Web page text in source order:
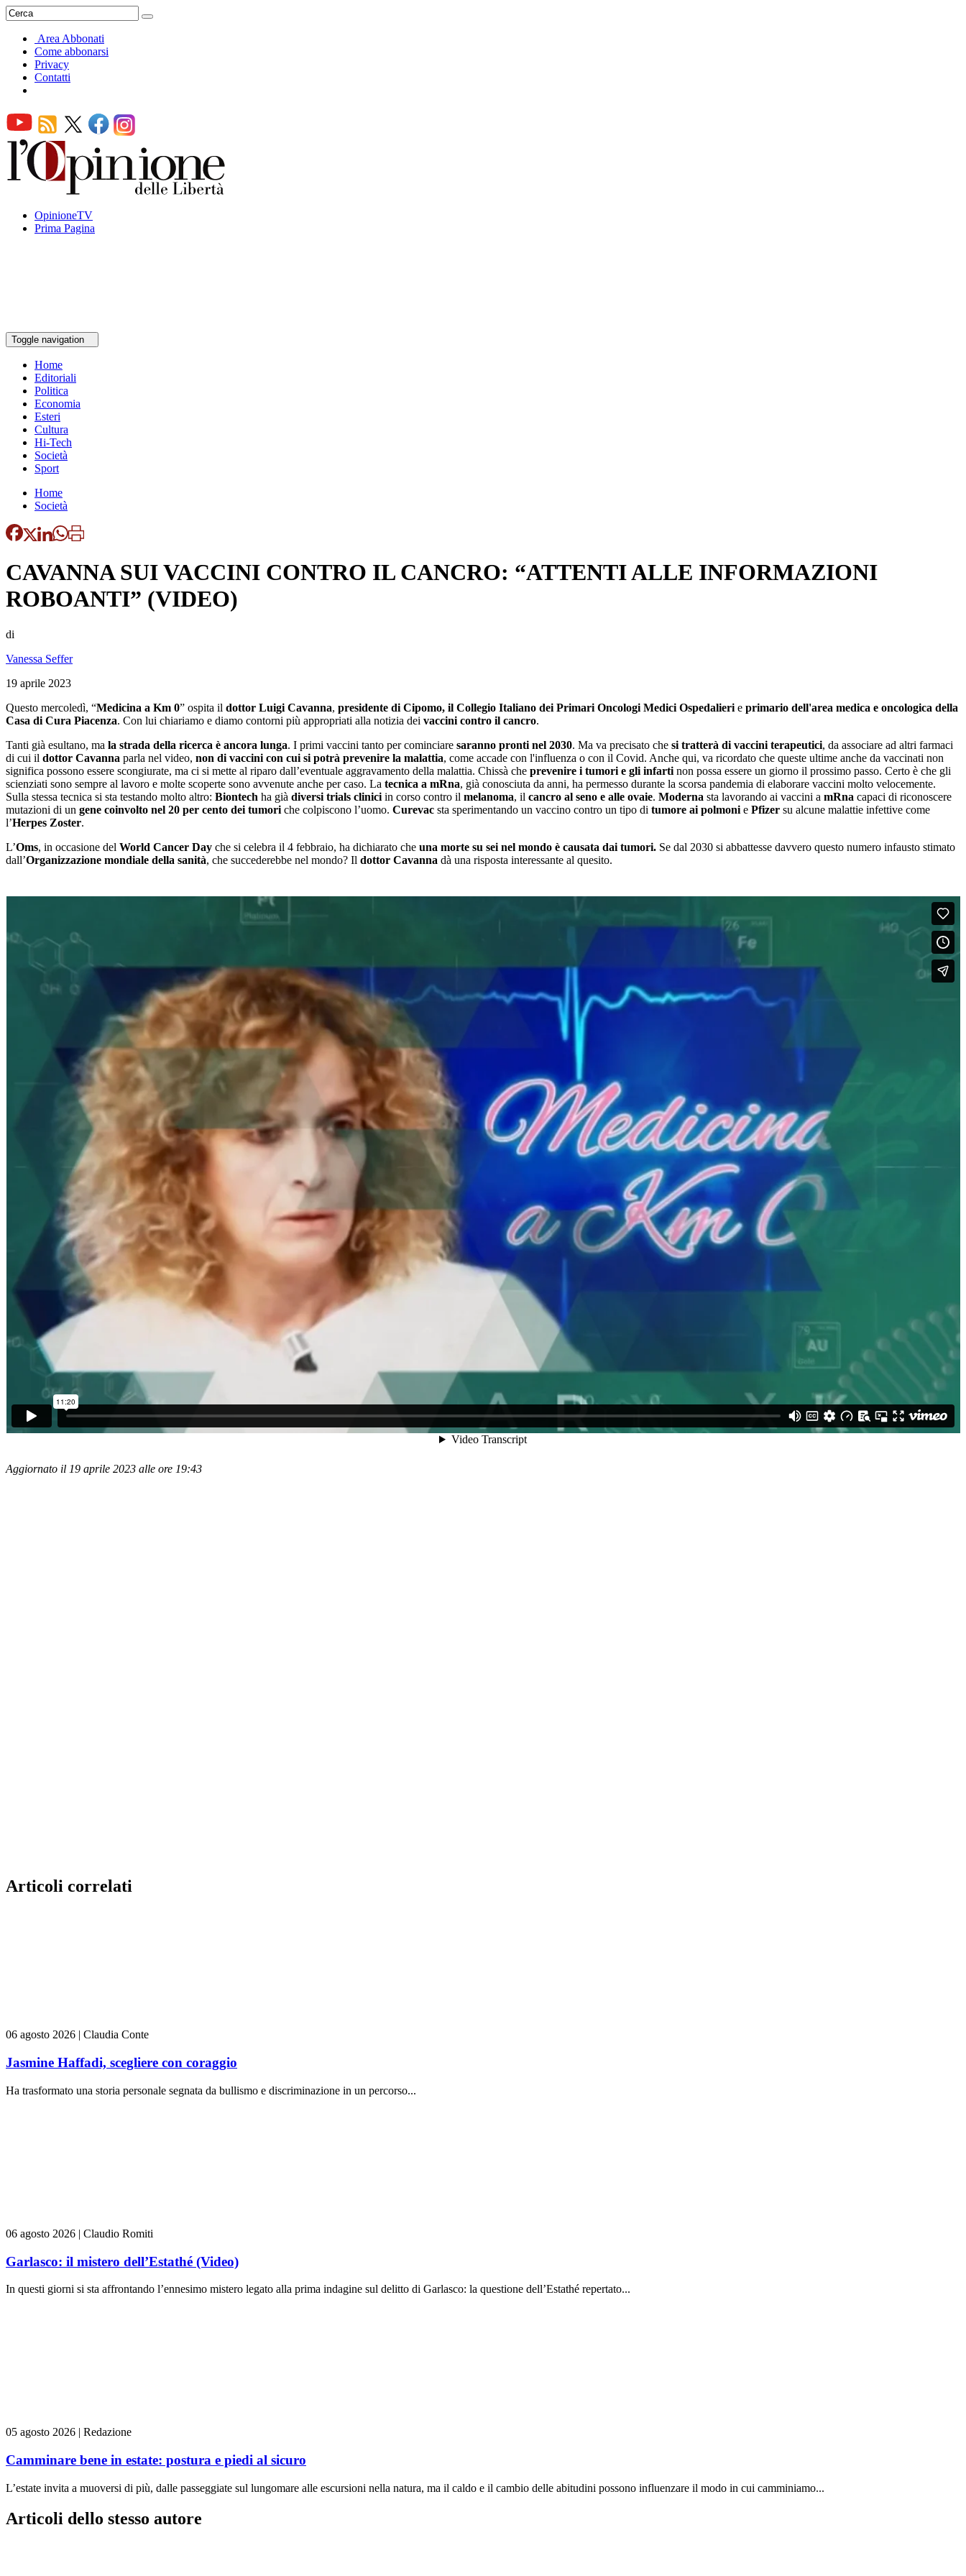
Area Abbonati
Come abbonarsi
Privacy
Contatti
OpinioneTV
Prima Pagina
Toggle navigation
Home
Editoriali
Politica
Economia
Esteri
Cultura
Hi-Tech
Società
Sport
Home
Società
CAVANNA SUI VACCINI CONTRO IL CANCRO: “ATTENTI ALLE INFORMAZIONI
ROBOANTI” (VIDEO)
di
Vanessa Seffer
19 aprile 2023
Questo mercoledì, “Medicina a Km 0” ospita il dottor Luigi Cavanna, presidente di Cipomo, il Collegio Italiano dei Primari Oncologi Medici Ospedalieri e primario dell'area medica e oncologica della
Casa di Cura Piacenza. Con lui chiariamo e diamo contorni più appropriati alla notizia dei vaccini contro il cancro.
Tanti già esultano, ma la strada della ricerca è ancora lunga. I primi vaccini tanto per cominciare saranno pronti nel 2030. Ma va precisato che si tratterà di vaccini terapeutici, da associare ad altri farmaci
di cui il dottor Cavanna parla nel video, non di vaccini con cui si potrà prevenire la malattia, come accade con l'influenza o con il Covid. Anche qui, va ricordato che queste ultime anche da vaccinati non
significa possono essere scongiurate, ma ci si mette al riparo dall’eventuale aggravamento della malattia. Chissà che prevenire i tumori e gli infarti non possa essere un giorno il prossimo passo. Certo è che gli
scienziati sono sempre al lavoro e molte scoperte sono avvenute anche per caso. La tecnica a mRna, già conosciuta da anni, ha permesso durante la scorsa pandemia di elaborare vaccini molto velocemente.
Sulla stessa tecnica si sta testando molto altro: Biontech ha già diversi trials clinici in corso contro il melanoma, il cancro al seno e alle ovaie. Moderna sta lavorando ai vaccini a mRna capaci di riconoscere
mutazioni di un gene coinvolto nel 20 per cento dei tumori che colpiscono l’uomo. Curevac sta sperimentando un vaccino contro un tipo di tumore ai polmoni e Pfizer su alcune malattie infettive come
l’Herpes Zoster.
L’Oms, in occasione del World Cancer Day che si celebra il 4 febbraio, ha dichiarato che una morte su sei nel mondo è causata dai tumori. Se dal 2030 si abbattesse davvero questo numero infausto stimato
dall’Organizzazione mondiale della sanità, che succederebbe nel mondo? Il dottor Cavanna dà una risposta interessante al quesito.
Aggiornato il 19 aprile 2023 alle ore 19:43
Articoli correlati
06 agosto 2026 Claudia Conte
Jasmine Haffadi, scegliere con coraggio
Ha trasformato una storia personale segnata da bullismo e discriminazione in un percorso...
06 agosto 2026 | Claudio Romiti
Garlasco: il mistero dell’Estathé (Video)
In questi giorni si sta affrontando l’ennesimo mistero legato alla prima indagine sul delitto di Garlasco: la questione dell’Estathé repertato...
05 agosto 2026 | Redazione
Camminare bene in estate: postura e piedi al sicuro
L’estate invita a muoversi di più, dalle passeggiate sul lungomare alle escursioni nella natura, ma il caldo e il cambio delle abitudini possono influenzare il modo in cui camminiamo...
Articoli dello stesso autore